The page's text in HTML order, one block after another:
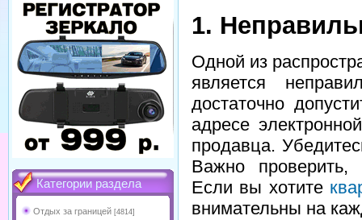
Категории раздела
Отдых за границей [4814]
1.
Одной из
является
достаточно
адресе
продавца.
Важно проверить,
Если вы хотите
внимательны на